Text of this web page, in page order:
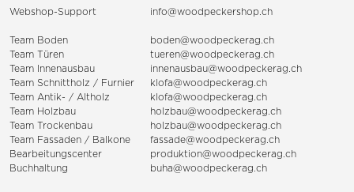
Webshop-Support info@woodpeckershop.ch
Team Boden
boden@woodpeckerag.ch
Team Türen
tueren@woodpeckerag.ch
Team Innenausbau
innenausbau@woodpeckerag.ch
Team Schnittholz / Furnier
klofa@woodpeckerag.ch
Team Antik- / Altholz
klofa@woodpeckerag.ch
Team Holzbau
holzbau@woodpeckerag.ch
Team Trockenbau
holzbau@woodpeckerag.ch
Team Fassaden / Balkone
fassade@woodpeckerag.ch
Bearbeitungscenter
produktion@woodpeckerag.ch
Buchhaltung
buha@woodpeckerag.ch